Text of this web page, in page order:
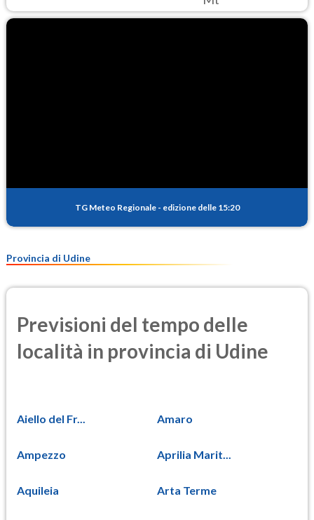
TG Meteo Regionale - edizione delle 15:20
Provincia di Udine
Previsioni del tempo delle
località in provincia di Udine
Aiello del Fr... Amaro
Ampezzo Aprilia Marit...
Aquileia Arta Terme